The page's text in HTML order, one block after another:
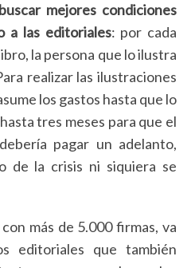
mejores condiciones
a las editoriales: por cada
la persona que lo ilustra
realizar las ilustraciones
los gastos hasta que lo
tres meses para que el
pagar un adelanto,
de la crisis ni siquiera se
más de 5.000 firmas, va
editoriales que también